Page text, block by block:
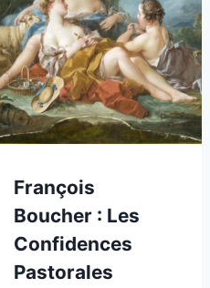
François
Boucher : Les
Confidences
Pastorales